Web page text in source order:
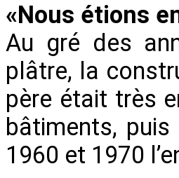
«Nous étions
Au gré des
plâtre, la
père était très
bâtiments,
1960 et 1970